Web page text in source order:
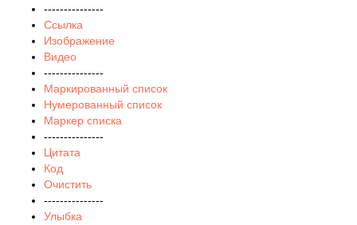
---------------
Ссылка
Изображение
Видео
---------------
Маркированный список
Нумерованный список
Маркер списка
---------------
Цитата
Код
Очистить
---------------
Улыбка